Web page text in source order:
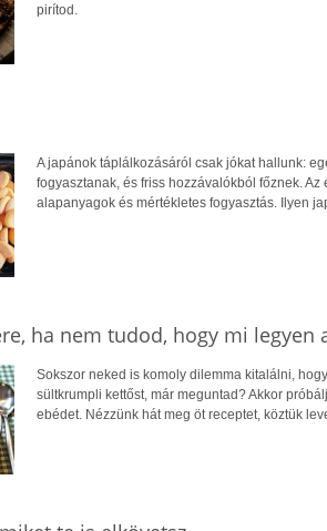
pirítod.
A japánok táplálkozásáról csak jókat hallunk:
fogyasztanak, és friss hozzávalókból főznek.
alapanyagok és mértékletes fogyasztás. Ilyen
ha nem tudod, hogy mi legyen
Sokszor neked is komoly dilemma kitalálni,
sültkrumpli kettőst, már meguntad? Akkor
ebédet. Nézzünk hát meg öt receptet, köztük